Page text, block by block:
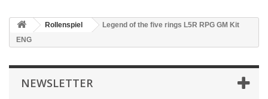
Rollenspiel
Legend of the five rings L5R RPG GM Kit
ENG
NEWSLETTER